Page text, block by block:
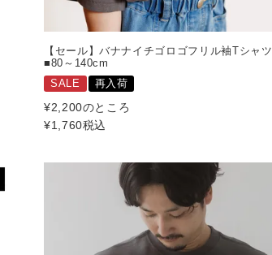
【セール】バナナイチゴロゴフリル袖Tシャツ
■80～140cm
SALE
再入荷
¥2,200のところ
¥1,760税込